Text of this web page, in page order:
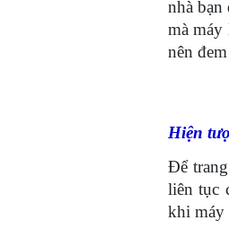
nhà bạn
mà máy
nên
Hiện
Để
liên tục
khi máy